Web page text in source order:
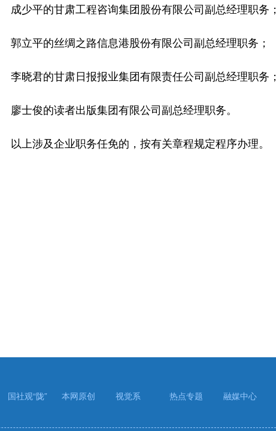
少平的甘肃工程咨询集团股份有限公司副总经理职务；
立平的丝绸之路信息港股份有限公司副总经理职务；
晓君的甘肃日报报业集团有限责任公司副总经理职务；
士俊的读者出版集团有限公司副总经理职务。
上涉及企业职务任免的，按有关章程规定程序办理。
国社观“陇” 本网原创 视觉系 热点专题 融媒中心